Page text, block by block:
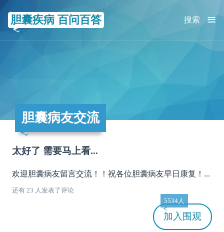
胆囊疾病 百问百答 ≡
搜索
胆囊病友交流
太好了 需要马上看...
欢迎胆囊病友留言交流！！祝各位胆囊病友早日康复！...
还有 23 人发表了评论
加入
5534人
围观